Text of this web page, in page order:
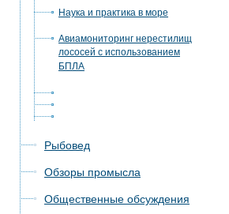
Наука и практика в море
Авиамониторинг нерестилищ
лососей с использованием
БПЛА
Рыбовед
Обзоры промысла
Общественные обсуждения